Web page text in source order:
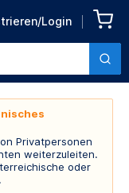
Login
Privatpersonen
weiterzuleiten.
oder